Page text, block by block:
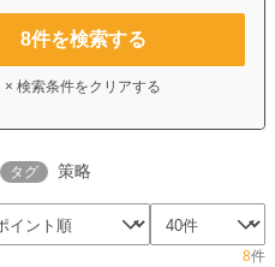
8件を検索する
× 検索条件をクリアする
タグ 策略
8件